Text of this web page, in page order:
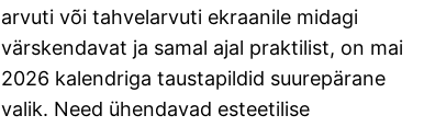
arvuti või tahvelarvuti ekraanile midagi
värskendavat ja samal ajal praktilist, on mai
2026 kalendriga taustapildid suurepärane
valik. Need ühendavad esteetilise